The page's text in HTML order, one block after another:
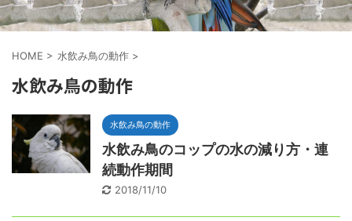
HOME > 水飲み鳥の動作 >
水飲み鳥の動作
水飲み鳥の動作
水飲み鳥のコップの水の減り方・連
続動作期間
2018/11/10